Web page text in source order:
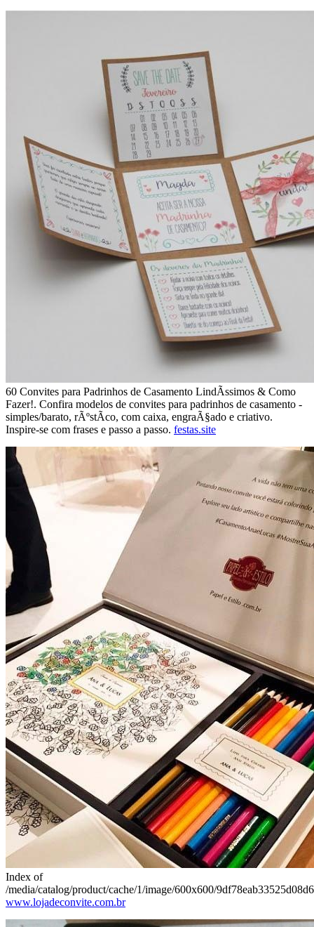
60 Convites para Padrinhos de Casamento LindÃ­ssimos & Como
Fazer!. Confira modelos de convites para padrinhos de casamento -
simples/barato, rÃºstÃ­co, com caixa, engraÃ§ado e criativo.
Inspire-se com frases e passo a passo. festas.site
Index of
/media/catalog/product/cache/1/image/600x600/
www.lojadeconvite.com.br